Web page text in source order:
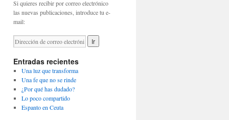
Si quieres recibir por correo electrónico
las nuevas publicaciones, introduce tu e-
mail:
Entradas recientes
Una luz que transforma
Una fe que no se rinde
¿Por qué has dudado?
Lo poco compartido
Espanto en Ceuta